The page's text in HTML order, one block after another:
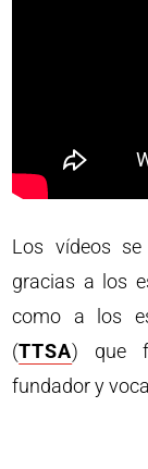
Los vídeos
gracias a los
como a los
(TTSA) que
fundador y